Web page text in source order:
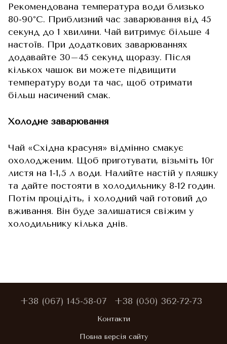
Рекомендована температура води близько
80-90°C. Приблизний час заварювання від 45
секунд до 1 хвилини. Чай витримує більше 4
настоїв. При додаткових заварюваннях
додавайте 30–45 секунд щоразу. Після
кількох чашок ви можете підвищити
температуру води та час, щоб отримати
більш насичений смак.
Холодне заварювання
Чай «Східна красуня» відмінно смакує
охолодженим. Щоб приготувати, візьміть 10г
листя на 1-1,5 л води. Налийте настій у пляшку
та дайте постояти в холодильнику 8-12 годин.
Потім процідіть, і холодний чай готовий до
вживання. Він буде залишатися свіжим у
холодильнику кілька днів.
+38 (067) 145-58-07 +38 (050) 362-72-73
Контакти
Повна версія сайту